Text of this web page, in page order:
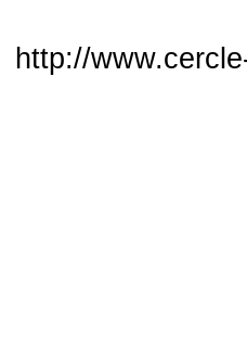
http://